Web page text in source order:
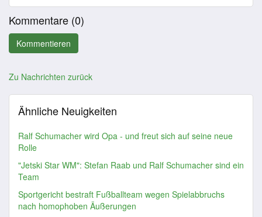
Kommentare (0)
Zu Nachrichten zurück
Ähnliche Neuigkeiten
Ralf Schumacher wird Opa - und freut sich auf seine neue
Rolle
"Jetski Star WM": Stefan Raab und Ralf Schumacher sind ein
Team
Sportgericht bestraft Fußballteam wegen Spielabbruchs
nach homophoben Äußerungen